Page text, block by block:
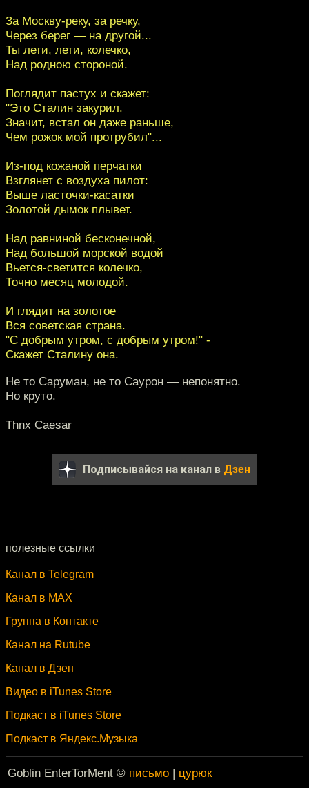
За Москву-реку, за речку,
Через берег — на другой...
Ты лети, лети, колечко,
Над родною стороной.
Поглядит пастух и скажет:
"Это Сталин закурил.
Значит, встал он даже раньше,
Чем рожок мой протрубил"...
Из-под кожаной перчатки
Взглянет с воздуха пилот:
Выше ласточки-касатки
Золотой дымок плывет.
Над равниной бесконечной,
Над большой морской водой
Вьется-светится колечко,
Точно месяц молодой.
И глядит на золотое
Вся советская страна.
"С добрым утром, с добрым утром!" -
Скажет Сталину она.
Не то Саруман, не то Саурон — непонятно.
Но круто.
Thnx Caesar
Подписывайся на канал в Дзен
полезные ссылки
Канал в Telegram
Канал в MAX
Группа в Контакте
Канал на Rutube
Канал в Дзен
Видео в iTunes Store
Подкаст в iTunes Store
Подкаст в Яндекс.Музыка
Goblin EnterTorMent © письмо | цурюк